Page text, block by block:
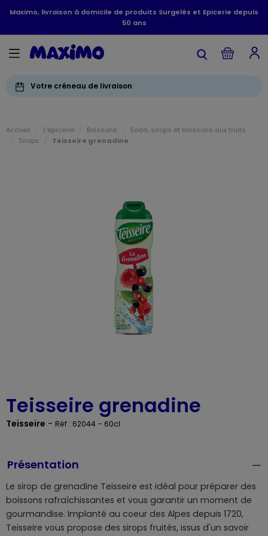
Maximo, livraison à domicile de produits Surgelés et Epicerie depuis
50 ans
Votre créneau de livraison
Accueil L'épicerie Boissons
Soda, sirops et boissons aux fruits
Sirops
Teisseire grenadine
Teisseire grenadine
Teisseire - Réf : 62044 - 60cl
Présentation
Le sirop de grenadine Teisseire est idéal pour préparer des
boissons rafraîchissantes et vous garantir un moment de
gourmandise. Implanté au coeur des Alpes depuis 1720,
Teisseire vous propose des sirops fruités, issus d'un savoir